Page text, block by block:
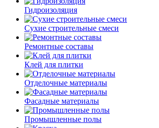
Гидроизоляция
Сухие строительные смеси
Ремонтные составы
Клей для плитки
Отделочные материалы
Фасадные материалы
Промышленные полы